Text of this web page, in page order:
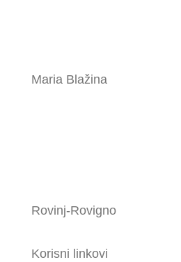
Maria Blažina
Rovinj-Rovigno
Korisni linkovi